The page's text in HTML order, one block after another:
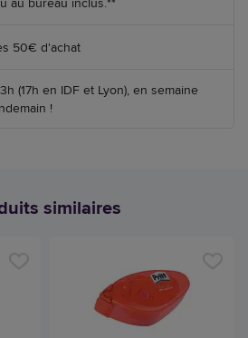
50€ d'achat
(17h en IDF et Lyon), en semaine
!
similaires